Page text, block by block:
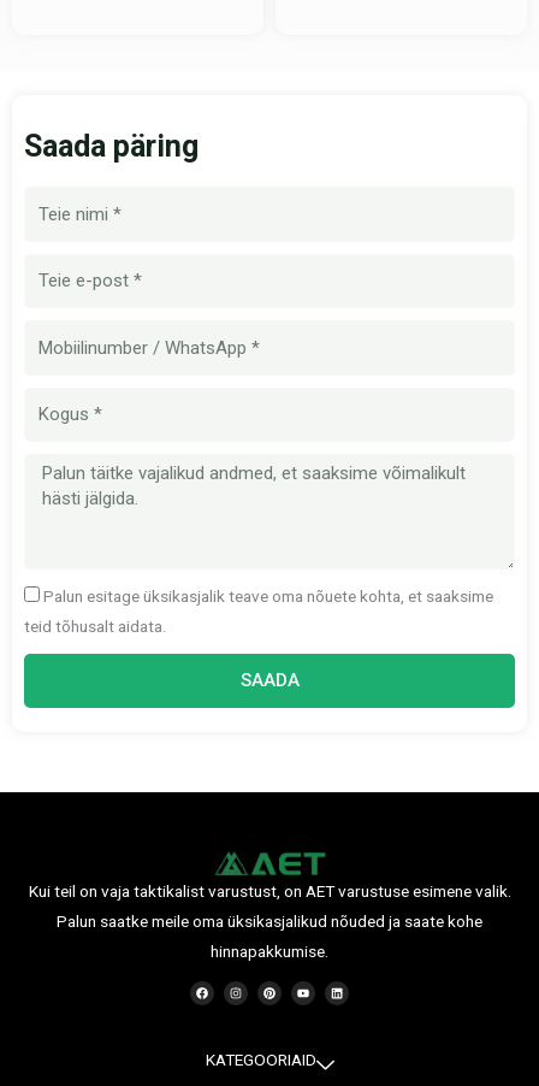
Saada päring
Sõnum
Palun esitage üksikasjalik teave oma nõuete kohta, et saaksime
teid tõhusalt aidata.
SAADA
Kui teil on vaja taktikalist varustust, on AET varustuse esimene valik.
Palun saatke meile oma üksikasjalikud nõuded ja saate kohe
hinnapakkumise.
F
a
c
o
k
I
n
s
r
a
P
i
n
e
s
Y
o
u
e
L
i
n
KATEGOORIAID